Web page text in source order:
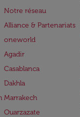
Notre réseau
Alliance & Partenariats
oneworld
Agadir
Casablanca
Dakhla
Marrakech
Ouarzazate